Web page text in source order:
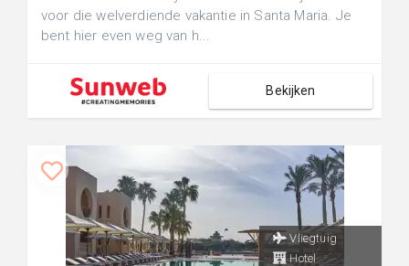
voor die welverdiende vakantie in Santa Maria. Je
bent hier even weg van h...
Bekijken
Vliegtuig
Hotel